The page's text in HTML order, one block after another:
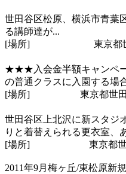
世田谷区松原、横浜市青葉
る講師達が...
[場所]
東京都
★★★入会金半額キャンペー
の普通クラスに入園する
[場所]
東京都世
世田谷区上北沢に新スタジ
りと着替えられる更衣室、
[場所]
東京都
2011年9月梅ヶ丘/東松原新